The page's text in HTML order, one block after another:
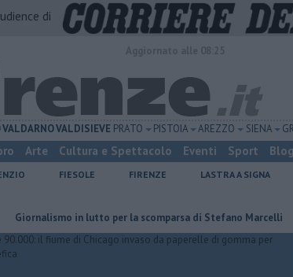
di
VALDARNOVALDISIEVE PRATO PISTOIA AREZZO SIENA
Arte Cultura e Spettacolo Eventi Sport Blog
FIESOLE FIRENZE LASTRA A SIGNA
in lutto per la scomparsa di Stefano Marcelli